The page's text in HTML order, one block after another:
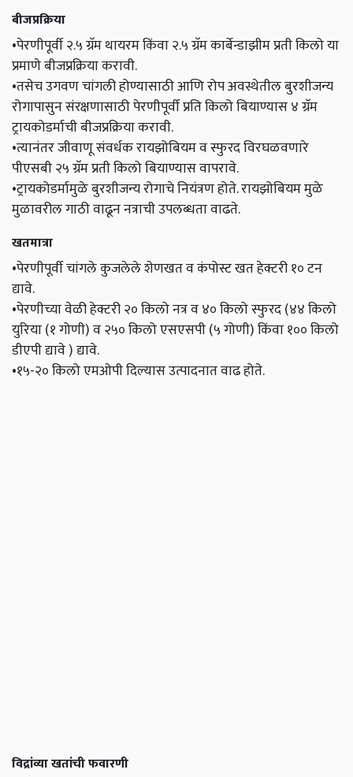
बीजप्रक्रिया
•पेरणीपूर्वी २.५ ग्रॅम थायरम किंवा २.५ ग्रॅम कार्बेन्डाझीम प्रती किलो या
प्रमाणे बीजप्रक्रिया करावी.
•तसेच उगवण चांगली होण्यासाठी आणि रोप अवस्थेतील बुरशीजन्य
रोगापासुन संरक्षणासाठी पेरणीपूर्वी प्रति किलो बियाण्यास ४ ग्रॅम
ट्रायकोडर्माची बीजप्रक्रिया करावी.
•त्यानंतर जीवाणू संवर्धक रायझोबियम व स्फुरद विरघळवणारे
पीएसबी २५ ग्रॅम प्रती किलो बियाण्यास वापरावे.
•ट्रायकोडर्मामुळे बुरशीजन्य रोगाचे नियंत्रण होते. रायझोबियम मुळे
मुळावरील गाठी वाढून नत्राची उपलब्धता वाढते.
खतमात्रा
•पेरणीपूर्वी चांगले कुजलेले शेणखत व कंपोस्ट खत हेक्टरी १० टन
द्यावे.
•पेरणीच्या वेळी हेक्टरी २० किलो नत्र व ४० किलो स्फुरद (४४ किलो
युरिया (१ गोणी) व २५० किलो एसएसपी (५ गोणी) किंवा १०० किलो
डीएपी द्यावे ) द्यावे.
•१५-२० किलो एमओपी दिल्यास उत्पादनात वाढ होते.
विद्रांव्या खतांची फवारणी